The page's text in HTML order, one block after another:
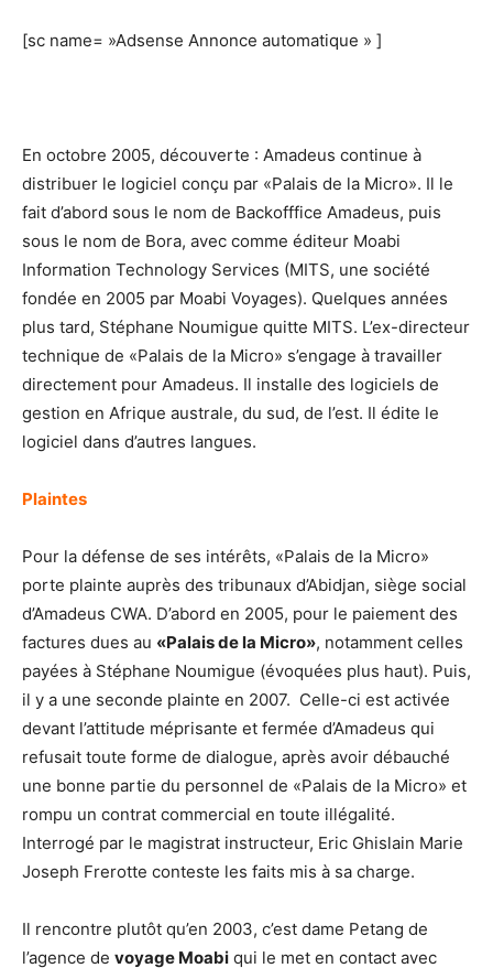
[sc name= »Adsense Annonce automatique » ]
En octobre 2005, découverte : Amadeus continue à
distribuer le logiciel conçu par «Palais de la Micro». Il le
fait d’abord sous le nom de Backofffice Amadeus, puis
sous le nom de Bora, avec comme éditeur Moabi
Information Technology Services (MITS, une société
fondée en 2005 par Moabi Voyages). Quelques années
plus tard, Stéphane Noumigue quitte MITS. L’ex-directeur
technique de «Palais de la Micro» s’engage à travailler
directement pour Amadeus. Il installe des logiciels de
gestion en Afrique australe, du sud, de l’est. Il édite le
logiciel dans d’autres langues.
Plaintes
Pour la défense de ses intérêts, «Palais de la Micro»
porte plainte auprès des tribunaux d’Abidjan, siège social
d’Amadeus CWA. D’abord en 2005, pour le paiement des
factures dues au «Palais de la Micro», notamment celles
payées à Stéphane Noumigue (évoquées plus haut). Puis,
il y a une seconde plainte en 2007. Celle-ci est activée
devant l’attitude méprisante et fermée d’Amadeus qui
refusait toute forme de dialogue, après avoir débauché
une bonne partie du personnel de «Palais de la Micro» et
rompu un contrat commercial en toute illégalité.
Interrogé par le magistrat instructeur, Eric Ghislain Marie
Joseph Frerotte conteste les faits mis à sa charge.
Il rencontre plutôt qu’en 2003, c’est dame Petang de
l’agence de voyage Moabi qui le met en contact avec